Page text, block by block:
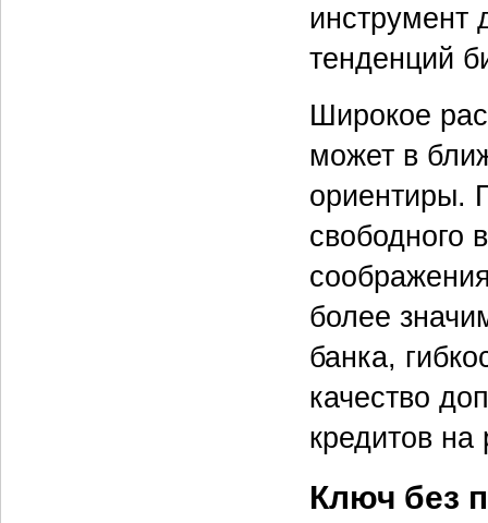
инструмент
тенденций
Широкое
может в
ориентиры.
свободного
более
банка,
качество
кредитов на
Ключ без